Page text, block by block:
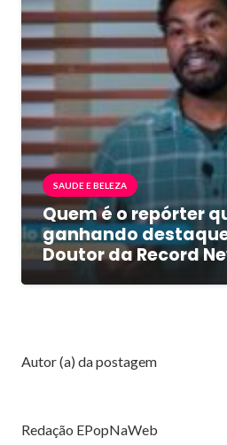
SAUDE E BELEZA
Quem é o repórter
ganhando
Doutor da Record
Autor (a) da postagem
Redação EPopNaWeb